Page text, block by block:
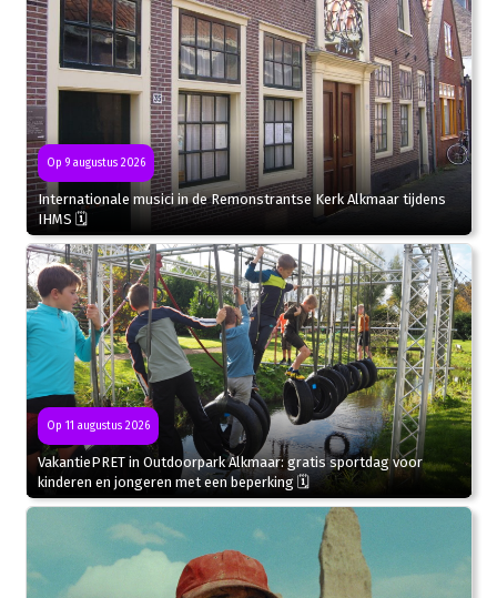
Op 9 augustus 2026
Internationale musici in de Remonstrantse Kerk Alkmaar tijdens
IHMS 🗓
Op 11 augustus 2026
VakantiePRET in Outdoorpark Alkmaar: gratis sportdag voor
kinderen en jongeren met een beperking 🗓